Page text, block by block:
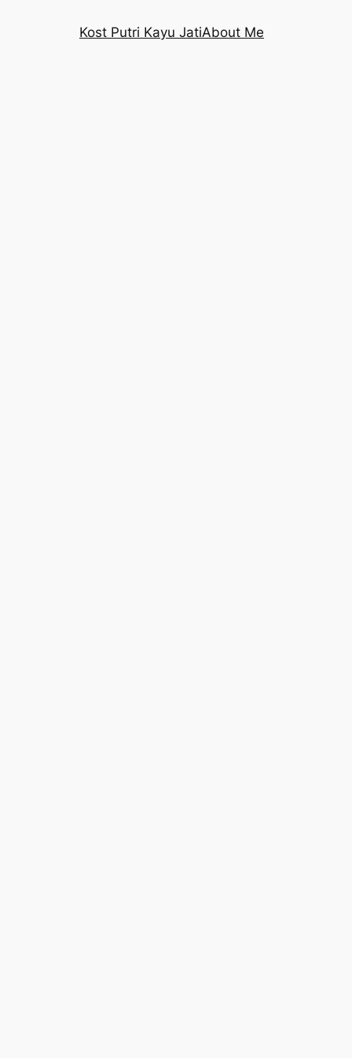
Kost Putri Kayu JatiAbout Me